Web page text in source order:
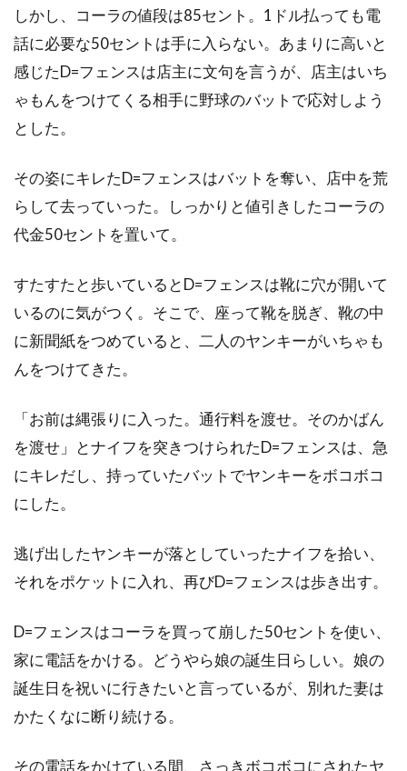
セス・アーネット
セス・ローゲン
セリア・D・コスタス
セルジオ・アグェーロ
セルジュ・マーリン
セントロポリス・エンターテインメント
ソニー・ピクチャーズ・エンタテインメント
ソニー・ピクチャーズ・クラシックス
ソフィア・コッポラ
ソフィ・ウー
ソフィー・モンク
ソレーヌ・ビアシュ
ゾーイ・サルダナ
タイ
タイ=リー・リー
タク・フジモト
タッカー・トゥーリー
タッチストーン・ピクチャーズ
タナット・スンシン
タマラ・バークモー
タマラ・プランク
タラ・フィッツジェラルド
タルラ・ライリー
タンディ・ニュートン
ターキン・パック
しかし、コーラの値段は85セント。1ドル払っても電
話に必要な50セントは手に入らない。あまりに高いと
感じたD=フェンスは店主に文句を言うが、店主はいち
ゃもんをつけてくる相手に野球のバットで応対しよう
とした。
その姿にキレたD=フェンスはバットを奪い、店中を荒
らして去っていった。しっかりと値引きしたコーラの
代金50セントを置いて。
すたすたと歩いているとD=フェンスは靴に穴が開いて
いるのに気がつく。そこで、座って靴を脱ぎ、靴の中
に新聞紙をつめていると、二人のヤンキーがいちゃも
んをつけてきた。
「お前は縄張りに入った。通行料を渡せ。そのかばん
を渡せ」とナイフを突きつけられたD=フェンスは、急
にキレだし、持っていたバットでヤンキーをボコボコ
にした。
逃げ出したヤンキーが落としていったナイフを拾い、
それをポケットに入れ、再びD=フェンスは歩き出す。
D=フェンスはコーラを買って崩した50セントを使い、
家に電話をかける。どうやら娘の誕生日らしい。娘の
誕生日を祝いに行きたいと言っているが、別れた妻は
かたくなに断り続ける。
その電話をかけている間、さっきボコボコにされたヤ